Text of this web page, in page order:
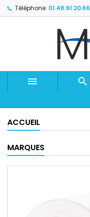
Téléphone: 01.48.91.20.66
 
ACCUEIL
MARQUES